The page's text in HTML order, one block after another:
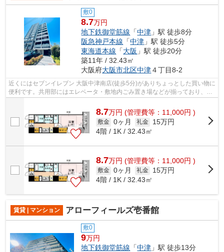
敷0
8.7万円
地下鉄御堂筋線 「中津 」駅 徒歩8分
阪急神戸本線 「中津 」駅 徒歩5分
東海道本線 「大阪 」駅 徒歩20分
築11年 / 32.43㎡
大阪府大阪市北区中津４丁目8-2
近くにはセブンイレブン 大阪中津南店(徒歩5分)がありちょっとした買い物に
便利です。共用部にはエレベータ・敷地内ごみ置き場などが揃っており、と
ても充実しています。防犯対策もバ...
8.7万円 (管理費等：11,000円 )
敷金 0ヶ月 礼金
15万円
4階 / 1K / 32.43㎡
8.7万円 (管理費等：11,000円 )
敷金 0ヶ月 礼金
15万円
4階 / 1K / 32.43㎡
賃貸 | マンション アローフィールズ壱番館
敷0
9万円
地下鉄御堂筋線 「中津 」駅 徒歩13分